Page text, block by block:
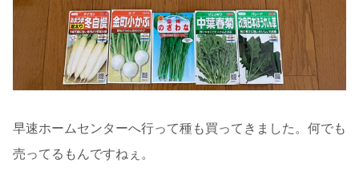
早速ホームセンターへ行って種も買ってきました。何でも
売ってるもんですねぇ。